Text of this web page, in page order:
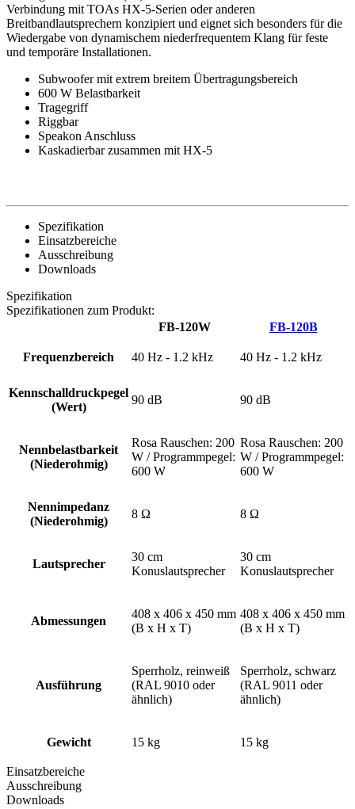
Verbindung mit TOAs HX-5-Serien oder anderen
Breitbandlautsprechern konzipiert und eignet sich besonders für die
Wiedergabe von dynamischem niederfrequentem Klang für feste
und temporäre Installationen.
Subwoofer mit extrem breitem Übertragungsbereich
600 W Belastbarkeit
Tragegriff
Riggbar
Speakon Anschluss
Kaskadierbar zusammen mit HX-5
Spezifikation
Einsatzbereiche
Ausschreibung
Downloads
Spezifikation
Spezifikationen zum Produkt:
FB-120W
FB-120B
Frequenzbereich 40 Hz - 1.2 kHz 40 Hz - 1.2 kHz
Kennschalldruckpegel
(Wert)
90 dB 90 dB
Nennbelastbarkeit
(Niederohmig)
Rosa Rauschen: 200
W / Programmpegel:
600 W
Rosa Rauschen: 200
W / Programmpegel:
600 W
Nennimpedanz
(Niederohmig)
8 Ω 8 Ω
Lautsprecher
30 cm
Konuslautsprecher
30 cm
Konuslautsprecher
Abmessungen
408 x 406 x 450 mm
(B x H x T)
408 x 406 x 450 mm
(B x H x T)
Ausführung
Sperrholz, reinweiß
(RAL 9010 oder
ähnlich)
Sperrholz, schwarz
(RAL 9011 oder
ähnlich)
Gewicht 15 kg 15 kg
Einsatzbereiche
Ausschreibung
Downloads